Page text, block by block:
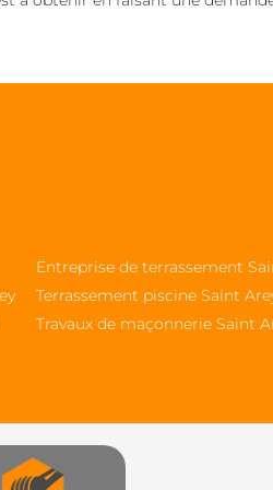
Entreprise de terrassement
Terrassement piscine Saint
Travaux de maçonnerie Saint